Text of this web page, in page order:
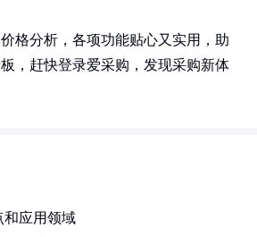
格分析，各项功能贴心又实用，助
，赶快登录爱采购，发现采购新体
和应用领域